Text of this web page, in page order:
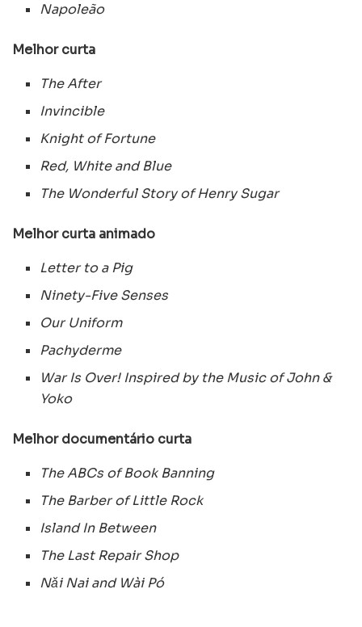
Napoleão
Melhor curta
The After
Invincible
Knight of Fortune
Red, White and Blue
The Wonderful Story of Henry Sugar
Melhor curta animado
Letter to a Pig
Ninety-Five Senses
Our Uniform
Pachyderme
War Is Over! Inspired by the Music of John &
Yoko
Melhor documentário curta
The ABCs of Book Banning
The Barber of Little Rock
Island In Between
The Last Repair Shop
Nǎi Nai and Wài Pó